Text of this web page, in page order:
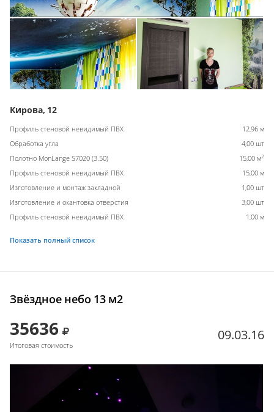
Кирова, 12
Профиль стеновой невидимый ПВХ
12,96 м
Обработка угла
4,00 шт
Полотно MonLange S7020 (3.50)
15,00 м2
Профиль стеновой невидимый ПВХ
15,00 м
Изготовление и монтаж закладной
1,00 шт
Изготовление и окантовка отверстия
3,00 шт
Профиль стеновой невидимый ПВХ
1,00 м
Показать полный список
Звёздное небо 13 м2
35636
Итоговая стоимость
09.03.16